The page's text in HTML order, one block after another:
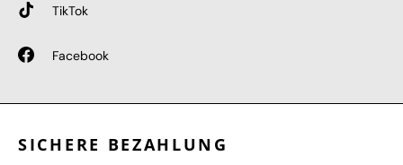
TikTok
Facebook
SICHERE BEZAHLUNG